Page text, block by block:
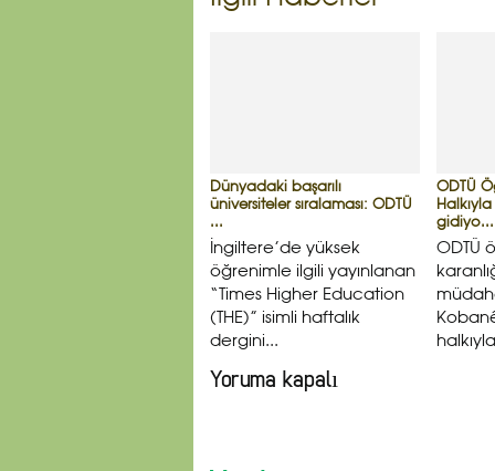
Dünyadaki başarılı
üniversiteler sıralaması: ODTÜ
...
İngiltere’de yüksek
öğrenimle ilgili yayınlanan
“Times Higher Education
(THE)” isimli haftalık
dergini...
ODTÜ
gidiyo...
ODTÜ
Yoruma kapalı